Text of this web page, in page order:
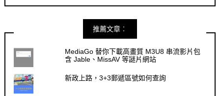
推薦文章︰
MediaGo 替你下載高畫質 M3U8 串流影片包
含 Jable、MissAV 等謎片網站
新政上路，3+3郵遞區號如何查詢